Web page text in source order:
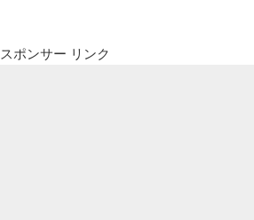
スポンサー リンク